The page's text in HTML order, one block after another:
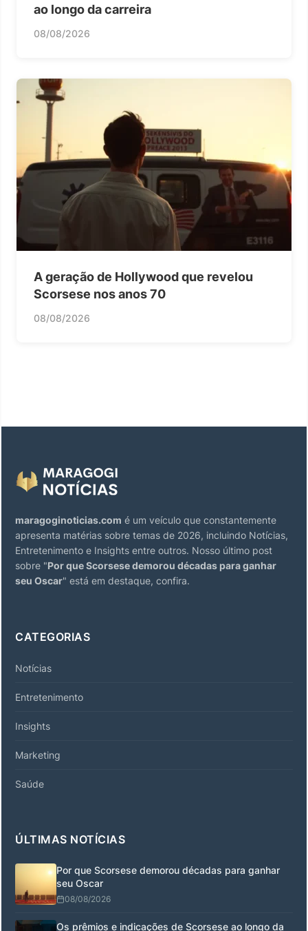
ao longo da carreira
08/08/2026
A geração de Hollywood que revelou
Scorsese nos anos 70
08/08/2026
maragoginoticias.com é um veículo que constantemente
apresenta matérias sobre temas de 2026, incluindo Notícias,
Entretenimento e Insights entre outros. Nosso último post
sobre "Por que Scorsese demorou décadas para ganhar
seu Oscar" está em destaque, confira.
CATEGORIAS
Notícias
Entretenimento
Insights
Marketing
Saúde
ÚLTIMAS NOTÍCIAS
Por que Scorsese demorou décadas para ganhar
seu Oscar
08/08/2026
Os prêmios e indicações de Scorsese ao longo da